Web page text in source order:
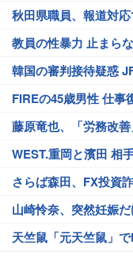
秋田県職員、報道対
教員の性暴力 止まら
韓国の審判接待疑惑
FIREの45歳男性 仕事
藤原竜也、「労務改
WEST.重岡と濱田 相
さらば森田、FX投資
山崎怜奈、突然妊娠
天竺鼠「元天竺鼠」